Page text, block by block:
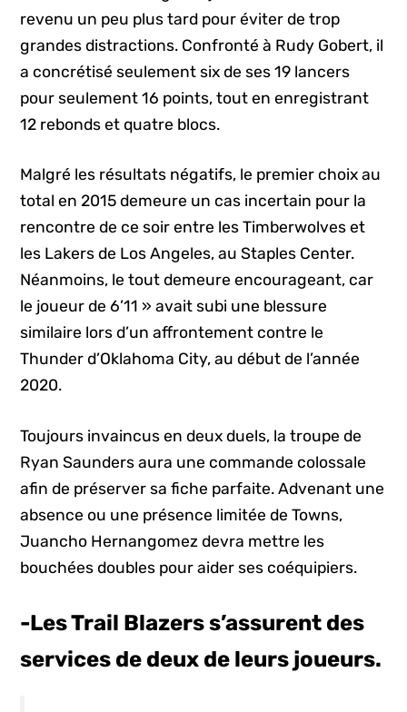
revenu un peu plus tard pour éviter de trop
grandes distractions. Confronté à Rudy Gobert, il
a concrétisé seulement six de ses 19 lancers
pour seulement 16 points, tout en enregistrant
12 rebonds et quatre blocs.
Malgré les résultats négatifs, le premier choix au
total en 2015 demeure un cas incertain pour la
rencontre de ce soir entre les Timberwolves et
les Lakers de Los Angeles, au Staples Center.
Néanmoins, le tout demeure encourageant, car
le joueur de 6’11 » avait subi une blessure
similaire lors d’un affrontement contre le
Thunder d’Oklahoma City, au début de l’année
2020.
Toujours invaincus en deux duels, la troupe de
Ryan Saunders aura une commande colossale
afin de préserver sa fiche parfaite. Advenant une
absence ou une présence limitée de Towns,
Juancho Hernangomez devra mettre les
bouchées doubles pour aider ses coéquipiers.
-Les Trail Blazers s’assurent des
services de deux de leurs joueurs.